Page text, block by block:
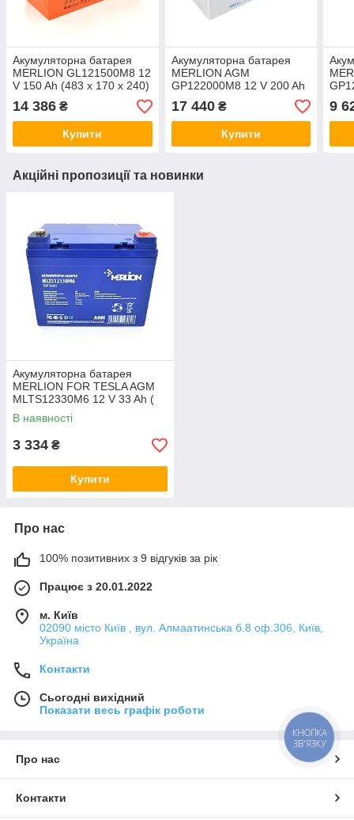
Акумуляторна батарея
MERLION GL121500M8 12
V 150 Ah (483 х 170 х 240)
Q1/24
14 386 ₴
Купити
Акумуляторна батарея
MERLION AGM
GP122000M8 12 V 200 Ah
( 522 х 240 х 219 ), 57 kg
Q1/18
17 440₴
Купити
9
Акційні пропозиції та новинки
Акумуляторна батарея
MERLION FOR TESLA AGM
MLTS12330M6 12 V 33 Ah (
195 x 130 x 155 (165) ), 11.8
kg Blue Q1
В наявності
3 334 ₴
Купити
Про нас
100% позитивних з 9 відгуків за рік
Працює з 20.01.2022
м. Київ
02090 місто Київ , вул. Алмаатинська б.8 оф.306, Київ,
Україна
Контакти
Сьогодні вихідний
Показати весь графік роботи
Про нас
Контакти
КНОПКА
ЗВ'ЯЗКУ